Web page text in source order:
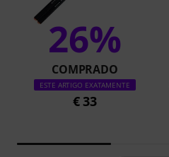
26%
COMPRADO
ESTE ARTIGO EXATAMENTE
€ 33